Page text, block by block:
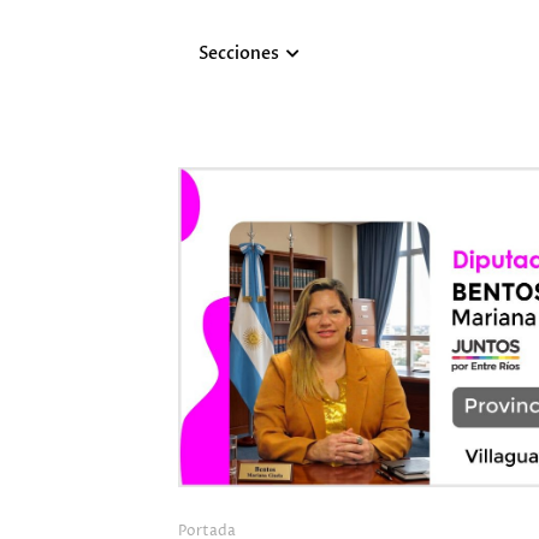
Secciones
Portada